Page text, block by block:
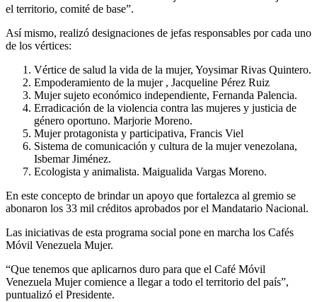
el territorio, comité de base”.
Así mismo, realizó designaciones de jefas responsables por cada uno
de los vértices:
Vértice de salud la vida de la mujer, Yoysimar Rivas Quintero.
Empoderamiento de la mujer , Jacqueline Pérez Ruiz
Mujer sujeto económico independiente, Fernanda Palencia.
Erradicación de la violencia contra las mujeres y justicia de
género oportuno. Marjorie Moreno.
Mujer protagonista y participativa, Francis Viel
Sistema de comunicación y cultura de la mujer venezolana,
Isbemar Jiménez.
Ecologista y animalista. Maigualida Vargas Moreno.
En este concepto de brindar un apoyo que fortalezca al gremio se
abonaron los 33 mil créditos aprobados por el Mandatario Nacional.
Las iniciativas de esta programa social pone en marcha los Cafés
Móvil Venezuela Mujer.
“Que tenemos que aplicarnos duro para que el Café Móvil
Venezuela Mujer comience a llegar a todo el territorio del país”,
puntualizó el Presidente.